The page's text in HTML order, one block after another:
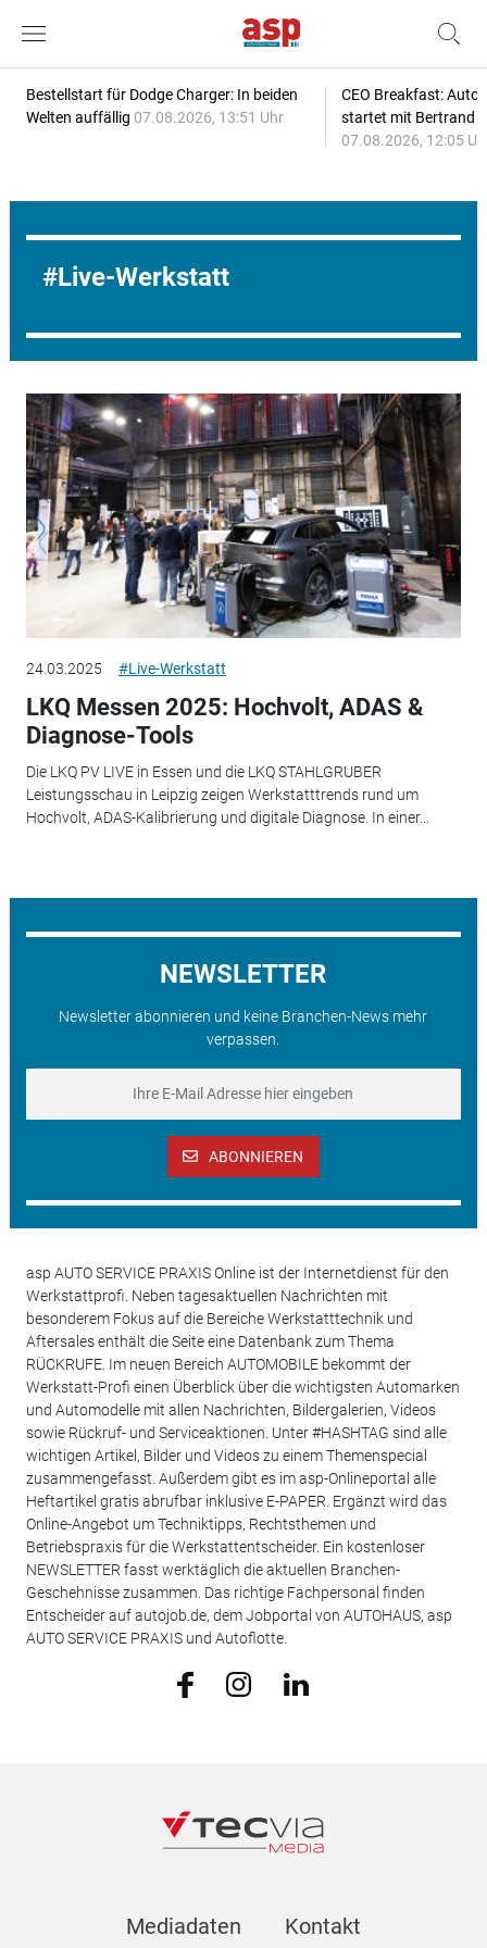
Bestellstart für Dodge Charger: In beiden
Welten auffällig 07.08.2026, 13:51 Uhr
CEO Breakfast:
startet mit Bertrand
07.08.2026, 12:05
Live-Werkstatt
24.03.2025 #Live-Werkstatt
LKQ Messen 2025: Hochvolt, ADAS &
Diagnose-Tools
Die LKQ PV LIVE in Essen und die LKQ STAHLGRUBER
Leistungsschau in Leipzig zeigen Werkstatttrends rund um
Hochvolt, ADAS-Kalibrierung und digitale Diagnose. In einer...
NEWSLETTER
Newsletter abonnieren und keine Branchen-News mehr
verpassen.
ABONNIEREN
asp AUTO SERVICE PRAXIS Online ist der Internetdienst für den
Werkstattprofi. Neben tagesaktuellen Nachrichten mit
besonderem Fokus auf die Bereiche Werkstatttechnik und
Aftersales enthält die Seite eine Datenbank zum Thema
RÜCKRUFE. Im neuen Bereich AUTOMOBILE bekommt der
Werkstatt-Profi einen Überblick über die wichtigsten Automarken
und Automodelle mit allen Nachrichten, Bildergalerien, Videos
sowie Rückruf- und Serviceaktionen. Unter #HASHTAG sind alle
wichtigen Artikel, Bilder und Videos zu einem Themenspecial
zusammengefasst. Außerdem gibt es im asp-Onlineportal alle
Heftartikel gratis abrufbar inklusive E-PAPER. Ergänzt wird das
Online-Angebot um Techniktipps, Rechtsthemen und
Betriebspraxis für die Werkstattentscheider. Ein kostenloser
NEWSLETTER fasst werktäglich die aktuellen Branchen-
Geschehnisse zusammen. Das richtige Fachpersonal finden
Entscheider auf autojob.de, dem Jobportal von AUTOHAUS, asp
AUTO SERVICE PRAXIS und Autoflotte.
Mediadaten Kontakt